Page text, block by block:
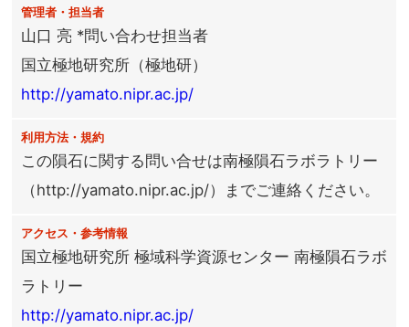
管理者・担当者
山口 亮 *問い合わせ担当者
国立極地研究所（極地研）
http://yamato.nipr.ac.jp/
利用方法・規約
この隕石に関する問い合せは南極隕石ラボラトリー
（http://yamato.nipr.ac.jp/）までご連絡ください。
アクセス・参考情報
国立極地研究所 極域科学資源センター 南極隕石ラボ
ラトリー
http://yamato.nipr.ac.jp/